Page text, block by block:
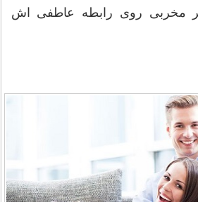
مخربی روی رابطه عاطفی اش